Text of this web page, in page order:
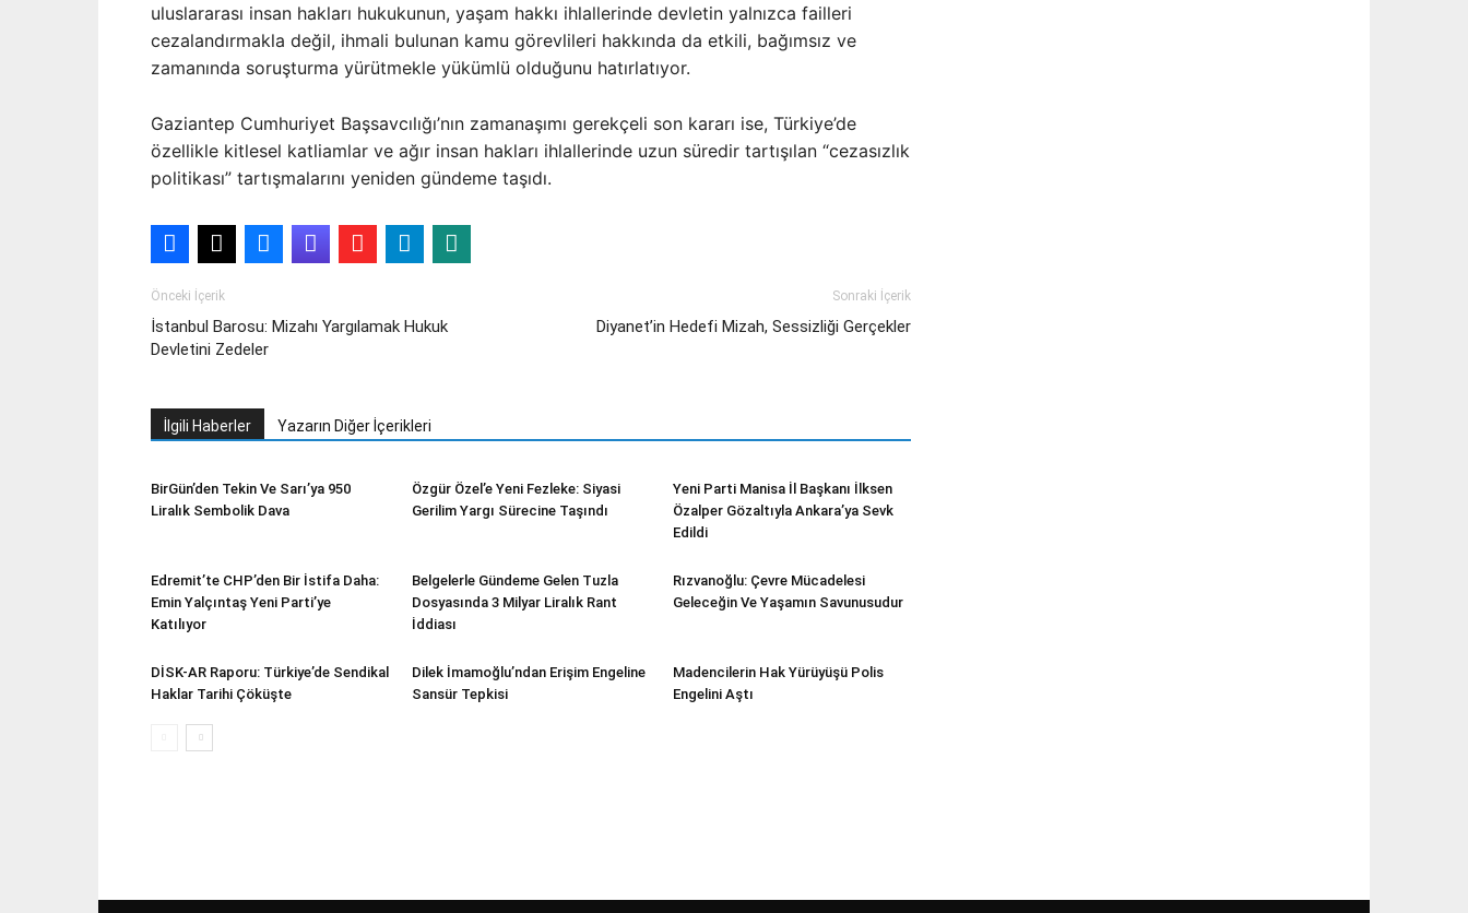
uluslararası insan hakları hukukunun, yaşam hakkı ihlallerinde devletin yalnızca failleri
cezalandırmakla değil, ihmali bulunan kamu görevlileri hakkında da etkili, bağımsız ve
zamanında soruşturma yürütmekle yükümlü olduğunu hatırlatıyor.
Gaziantep Cumhuriyet Başsavcılığı’nın zamanaşımı gerekçeli son kararı ise, Türkiye’de
özellikle kitlesel katliamlar ve ağır insan hakları ihlallerinde uzun süredir tartışılan “cezasızlık
politikası” tartışmalarını yeniden gündeme taşıdı.
Önceki İçerik
İstanbul Barosu: Mizahı Yargılamak Hukuk
Devletini Zedeler
Sonraki İçerik
Diyanet’in Hedefi Mizah, Sessizliği Gerçekler
İlgili Haberler Yazarın Diğer İçerikleri
BirGün’den Tekin Ve Sarı’ya 950
Liralık Sembolik Dava
Özgür Özel’e Yeni Fezleke: Siyasi
Gerilim Yargı Sürecine Taşındı
Yeni Parti Manisa İl Başkanı İlksen
Özalper Gözaltıyla Ankara’ya Sevk
Edildi
Edremit’te CHP’den Bir İstifa Daha:
Emin Yalçıntaş Yeni Parti’ye
Katılıyor
Belgelerle Gündeme Gelen Tuzla
Dosyasında 3 Milyar Liralık Rant
İddiası
Rızvanoğlu: Çevre Mücadelesi
Geleceğin Ve Yaşamın Savunusudur
DİSK-AR Raporu: Türkiye’de Sendikal
Haklar Tarihi Çöküşte
Dilek İmamoğlu’ndan Erişim Engeline
Sansür Tepkisi
Madencilerin Hak Yürüyüşü Polis
Engelini Aştı